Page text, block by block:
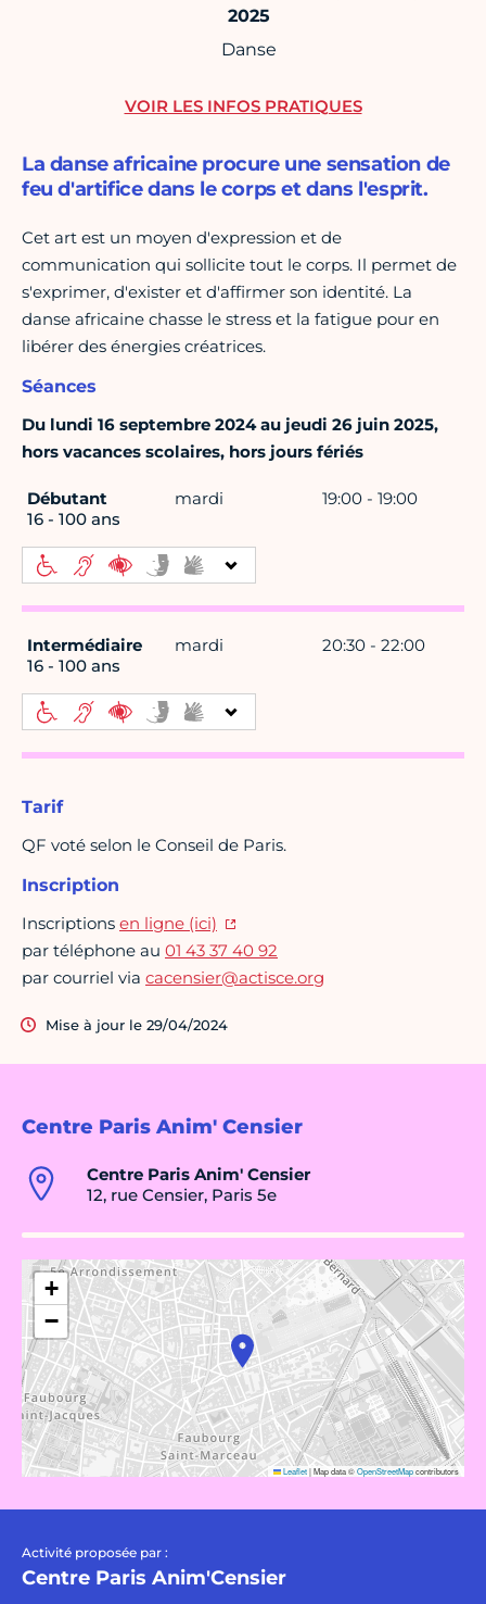
2025
Danse
Centre Paris Anim' Censier
Centre Paris Anim' Censier
12, rue Censier, Paris 5e
+
−
Leaflet|Map data ©OpenStreetMapcontributors
Activité proposée par :
Centre Paris Anim'Censier
La danse africaine procure une sensation de
feu d'artifice dans le corps et dans l'esprit.
Cet art est un moyen d'expression et de
communication qui sollicite tout le corps. Il permet de
s'exprimer, d'exister et d'affirmer son identité. La
danse africaine chasse le stress et la fatigue pour en
libérer des énergies créatrices.
Séances
Du lundi 16 septembre 2024 au jeudi 26 juin 2025,
hors vacances scolaires, hors jours fériés
Débutant
16 - 100 ans
mardi 19:00 - 19:00
Intermédiaire
16 - 100 ans
mardi 20:30 - 22:00
Tarif
QF voté selon le Conseil de Paris.
Inscription
Inscriptions en ligne (ici)
par téléphone au 01 43 37 40 92
par courriel via cacensier@actisce.org
Mise à jour le 29/04/2024
VOIR LES INFOS PRATIQUES